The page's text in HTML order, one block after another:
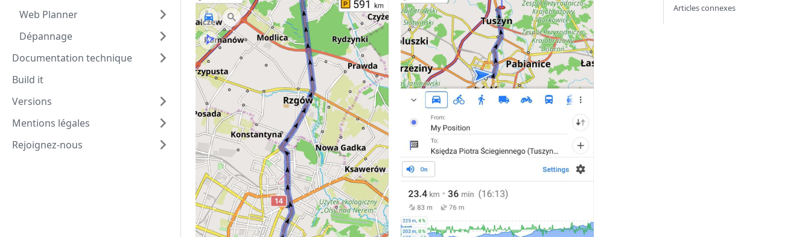
Web Planner
Dépannage
Documentation technique
Build it
Versions
Mentions légales
Rejoignez-nous
Articles connexes